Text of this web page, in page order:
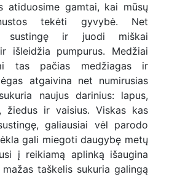
atiduosime gamtai, kai mūsų
tekėti gyvybė. Net
sustingę ir juodi miškai
išleidžia pumpurus. Medžiai
tas pačias medžiagas ir
atgaivina net numirusias
naujus darinius: lapus,
žiedus ir vaisius. Viskas kas
galiausiai vėl parodo
gali miegoti daugybę metų
į reikiamą aplinką išaugina
taškelis sukuria galingą